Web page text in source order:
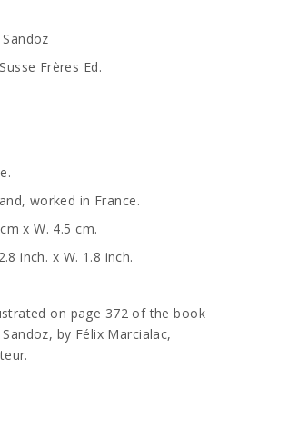
Frères Ed.
worked in France.
x W. 4.5 cm.
inch. x W. 1.8 inch.
on page 372 of the book
by Félix Marcialac,